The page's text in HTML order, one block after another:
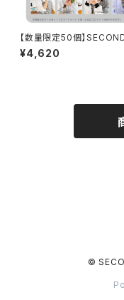
【数量限定50個】
E Presents みんなに会い
くよ! 第45回 in 静岡 開催
¥4,620
©